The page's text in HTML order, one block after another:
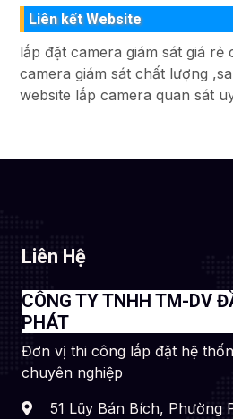
Liên kết Website
lắp đặt camera giám sát giá rẻ
camera giám sát chất lượng
website lắp camera quan sát
Liên Hệ
CÔNG TY TNHH TM-DV
PHÁT
Đơn vị thi công lắp đặt hệ
chuyên nghiệp
51 Lũy Bán Bích, Phường